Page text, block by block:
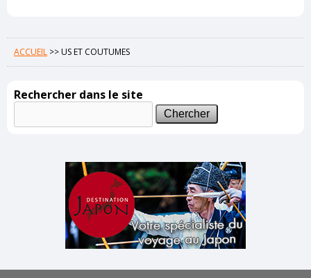
ACCUEIL >>US ET COUTUMES
Rechercher dans le site